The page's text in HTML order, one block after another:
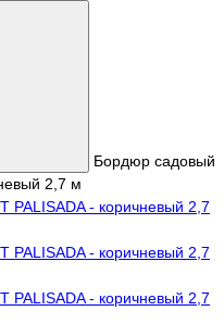
Бордюр садовый
2,7 м